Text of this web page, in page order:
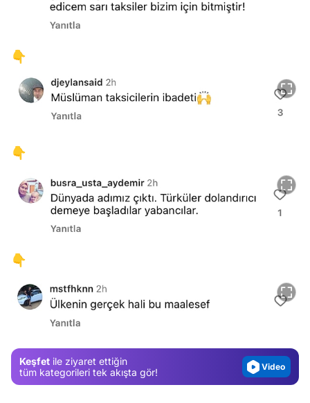
👇
👇
👇
Keşfet ile ziyaret ettiğin
tüm kategorileri tek akışta gör!
Gündem
Test